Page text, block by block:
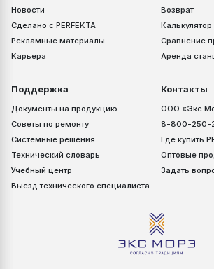
Новости
Сделано с PERFEKTA
Рекламные материалы
Карьера
Возврат
Сравнение
Аренда
Поддержка
Документы на продукцию
Советы по ремонту
Системные решения
Технический словарь
Учебный центр
Выезд технического специалиста
Контакты
ООО «Экс
8-800-250-
Где купить
Оптовые
Задать